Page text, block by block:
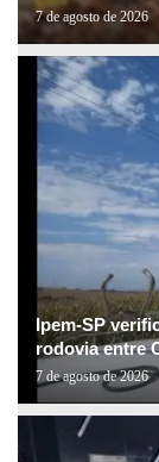
7 de agosto de 2026
Ipem-SP
rodovia entre
7 de agosto de 2026